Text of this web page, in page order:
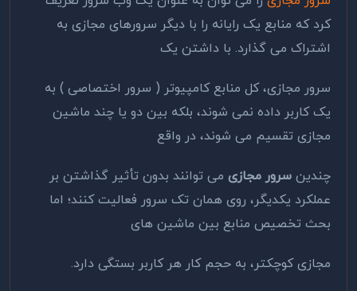
کرد که منابع یک رایانه را با دیگر سرورهای مجازی به
اشتراک می گذارد. با داشتن یک
سرور مجازی، کل منابع کامپیوتر ( سرور اختصاصی ) به
یک کاربر داده نمی شوند، بلکه بین دو یا چند ماشین
مجازی تقسیم می شوند، در واقع
چندین سرور مجازی می ‌توانند بدون تأثیر گذاشتن بر
عملکرد یکدیگر، روی همان تک سرور فعالیت کنند؛ اما
بحث تخصیص منابع بین ماشین های
مجازی کوچکتر، به حجم کار هر کاربر بستگی دارد.